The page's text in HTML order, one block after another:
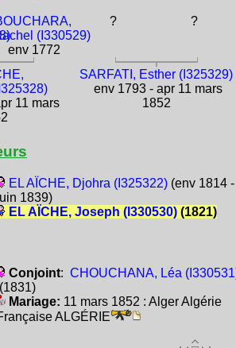
(I330529)
env 1772
? ?
11 mars
SARFATI, Esther (I325329)
env 1793 - apr 11 mars
1852
EL AÏCHE, Djohra (I325322)(env 1814 -
1839)
EL AÏCHE, Joseph (I330530)(1821)
Conjoint: CHOUCHANA, Léa
(1831)
Mariage: 11 mars 1852 : Alger Algérie
ALGÉRIE